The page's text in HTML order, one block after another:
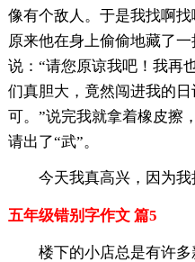
像有个敌人。于是我找啊找
原来他在身上偷偷地藏了
说：“请您原谅我吧！我再
们真胆大，竟然闯进我的
可。”说完我就拿着橡皮擦
请出了“武”。
今天我真高兴，因为我
五年级错别字作文 篇5
楼下的小店总是有许